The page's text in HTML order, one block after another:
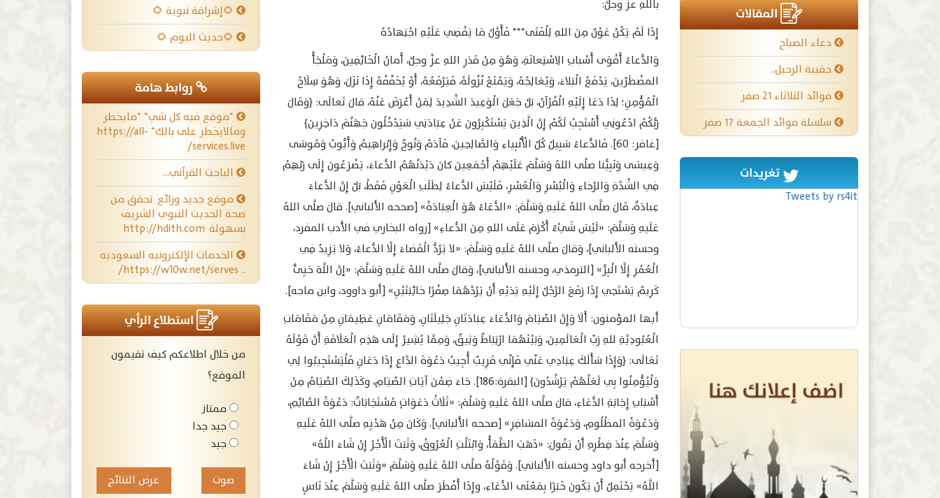
المقالات
دعاء الصباح
حقيبة الرحيل..
فوائد الثلاثاء ٢١ صفر
سلسلة فوائد الجمعة ١٧ صفر
تغريدات
Tweets by rs4it
باللهِ عزَّ وجلَّ:
إِذَا لَمْ يَكُنْ عَوْنٌ مِنَ اللهِ لِلْفَتَى*** فَأَوَّلُ مَا يَقْضِي عَلَيْهِ اجْتِهادُهُ
وَالدُّعاءُ أَقْوَى أَسْبابِ الِاسْتِعانَةِ، وَهُوَ مِنْ قَدَرِ اللهِ عزَّ وجلَّ، أَمانُ الْخَائِفِينَ، وَمَلْجَأُ
المضْطَرِّينَ، يَدْفَعُ الْبَلاءَ، وَيُعَالِجُهُ، وَيَمْنَعُ نُزُولَهُ، فَيَرْفَعُهُ، أَوْ يُخَفِّفُهُ إِذَا نَزَلَ، وَهُوَ سِلَاحُ
الْمُؤْمِنِ؛ لِذَا دَعَا إِلَيْهِ الْقُرْآنُ، بَلْ جَعَلَ الْوَعِيدَ الشَّدِيدَ لِمَنْ أَعْرَضَ عَنْهُ، قالَ تَعالَى: ﴿وَقَالَ
رَبُّكُمُ ادْعُونِي أَسْتَجِبْ لَكُمْ إِنَّ الَّذِينَ يَسْتَكْبِرُونَ عَنْ عِبَادَتِي سَيَدْخُلُونَ جَهَنَّمَ دَاخِرِينَ﴾
[غافر: ٦٠]. فَالدُّعاءُ سَبِيلُ كُلِّ الْأَنْبِياءِ وَالصَّالِحِينَ، فَآدَمُ وَنُوحٌ وَإِبْراهِيمُ وَأَيُّوبُ وَمُوسَى
وَعِيسَى وَنَبِيُّنا صلَّى اللهُ وَسَلَّمَ عَلَيْهِمْ أَجْمَعِينَ كانَ دَيْدَنُهُمُ الدُّعاءَ، يَضْرَعُونَ إِلَى رَبِّهِمْ
فِي الشِّدَّةِ وَالرَّخاءِ وَالْيُسْرِ وَالْعُسْرِ، فَلَيْسَ الدُّعاءُ لِطَلَبِ الْعَوْنِ فَقَطْ، بَلْ إِنَّ الدُّعاءَ
عِبادَةٌ، قَالَ صلَّى اللهُ عَلَيهِ وَسَلَّمَ: «الدُّعَاءُ هُوَ الْعِبَادَةُ» [صححه الألباني]. قالَ صلَّى اللهُ
عَلَيهِ وَسَلَّمَ: «لَيْسَ شَيْءٌ أَكْرَمَ عَلَى اللهِ مِنَ الدُّعاءِ» [رواه البخاري في الأدب المفرد،
وحسنه الألباني]، وَقالَ صلَّى اللهُ عَلَيهِ وَسَلَّمَ: «لا يَرُدُّ الْقَضاءَ إِلَّا الدُّعاءُ، وَلا يَزِيدُ فِي
الْعُمُرِ إِلَّا الْبِرُّ» [الترمذي، وحسنه الألباني]، وَقالَ صلَّى اللهُ عَلَيهِ وَسَلَّمَ: «إنَّ اللَّهَ حَيِىٌّ
كَرِيمٌ يَسْتَحِي إِذَا رَفَعَ الرَّجُلُ إِلَيْهِ يَدَيْهِ أَنْ يَرُدَّهُمَا صِفْرًا خائِبَتَيْنِ» [أبو داوود، وابن ماجه].
أيها المؤمنون: أَلَا وَإِنَّ الصِّيَامَ وَالدُّعَاءَ عِبَادَتَانِ جَلِيلَتَانِ، وَمَقَامَانِ عَظِيمَانِ مِنْ مَقَامَاتِ
الْعُبُودِيَّةِ للهِ رَبِّ الْعَالَمِينَ، وَبَيْنَهُمَا ارْتِبَاطٌ وَثِيقٌ، وَمِمَّا يُشِيرُ إِلَى هَذِهِ الْعَلَاقَةِ أَنَّ قَوْلَهُ
تَعَالَى: ﴿وَإِذَا سَأَلَكَ عِبَادِي عَنِّي فَإِنِّي قَرِيبٌ أُجِيبُ دَعْوَةَ الدَّاعِ إِذَا دَعَانِ فَلْيَسْتَجِيبُوا لِي
وَلْيُؤْمِنُوا بِي لَعَلَّهُمْ يَرْشُدُونَ﴾ [البقرة:186]. جَاءَ ضِمْنَ آيَاتِ الصِّيَامِ، وكَذَلِكَ الصِّيَامُ مِنْ
أَسْبَابِ إِجَابَةِ الدُّعَاءِ، قالَ صلَّى اللهُ عَلَيهِ وَسَلَّمَ: «ثَلَاثُ دَعَوَاتٍ مُسْتَجَابَاتٌ: دَعْوَةُ الصَّائِمِ،
وَدَعْوَةُ المظْلُومِ، وَدَعْوَةُ المسَافِرِ» [صححه الألباني]. وَكَانَ مِنْ هَدْيِهِ صلَّى اللهُ عَلَيهِ
وَسَلَّمَ عِنْدَ فِطْرِهِ أنْ يَقُولَ: «ذَهَبَ الظَّمَأُ، وَابْتَلَّتِ الْعُرُوقُ، وَثَبَتَ الْأَجْرُ إِنْ شَاءَ اللَّهُ»
[أخرجه أبو داود وحسنه الألباني]. وَقَوْلُهُ صلَّى اللهُ عَلَيهِ وَسَلَّمَ «وَثَبَتَ الْأَجْرُ إِنْ شَاءَ
اللَّهُ» يَحْتَمِلُ أَنْ يَكُونَ خَبَرًا بِمَعْنَى الدُّعَاءِ، وإِذَا أَفْطَرَ صلَّى اللهُ عَلَيهِ وَسَلَّمَ عِنْدَ نَاسٍ
🌻إشراقة نبوية 🌻
🌻حديث اليوم 🌻
روابط هامة
*موقع فيه كل شي* *مايخطر
ومالايخطر على بالك* https://all-
services.live/
الباحث القرآني…
موقع جديد ورائع تحقق من
صحة الحديث النبوي الشريف
بسهولة http://hdith.com
الخدمات الإلكترونيه السعوديه
.. https://w10w.net/serves/
استطلاع الرأي
من خلال اطلاعكم كيف تقيمون
الموقع؟
ممتاز
جيد جدا
جيد
عرض النتائج